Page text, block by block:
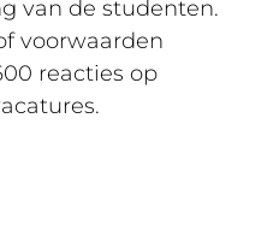
van de studenten.
voorwaarden
reacties op